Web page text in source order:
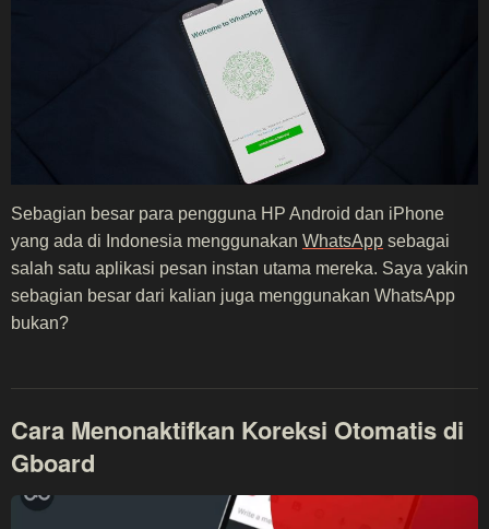
Sebagian besar para pengguna HP Android dan iPhone
yang ada di Indonesia menggunakan WhatsApp sebagai
salah satu aplikasi pesan instan utama mereka. Saya yakin
sebagian besar dari kalian juga menggunakan WhatsApp
bukan?
Cara Menonaktifkan Koreksi Otomatis di
Gboard